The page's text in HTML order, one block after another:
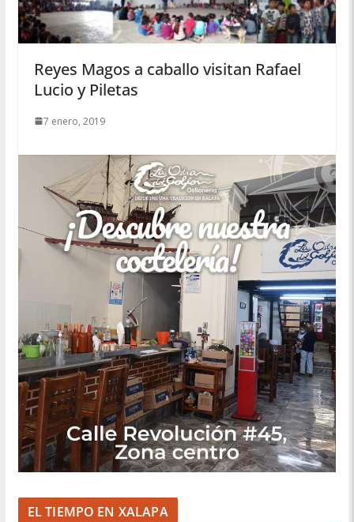
Reyes Magos a caballo visitan Rafael
Lucio y Piletas
7 enero, 2019
EL TIEMPO EN XALAPA